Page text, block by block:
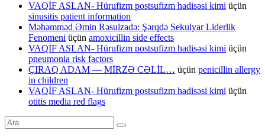
VAQİF ASLAN- Hürufizm postsufizm hadisəsi kimi üçün
sinusitis patient information
Məhəmməd Əmin Rəsulzadə: Şərqdə Sekulyar Liderlik
Fenomeni üçün amoxicillin side effects
VAQİF ASLAN- Hürufizm postsufizm hadisəsi kimi üçün
pneumonia risk factors
ÇIRAQ ADAM — MİRZƏ CƏLİL… üçün penicillin allergy
in children
VAQİF ASLAN- Hürufizm postsufizm hadisəsi kimi üçün
otitis media red flags